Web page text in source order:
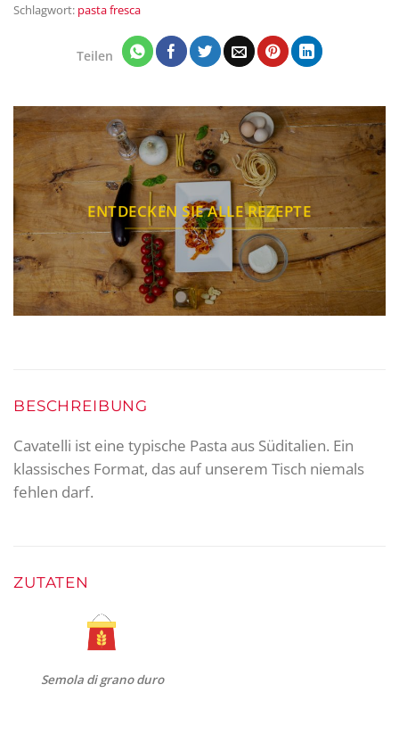
BESCHREIBUNG
Cavatelli ist eine typische Pasta aus Süditalien. Ein
klassisches Format, das auf unserem Tisch niemals
fehlen darf.
ZUTATEN
Semola di grano duro
Schlagwort: pasta fresca
Teilen
ENTDECKEN SIE ALLE REZEPTE